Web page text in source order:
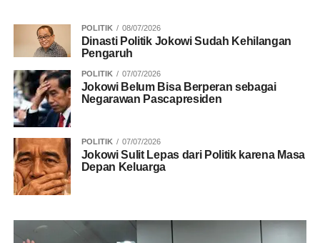
POLITIK 08/07/2026
Dinasti Politik Jokowi Sudah Kehilangan
Pengaruh
POLITIK 07/07/2026
Jokowi Belum Bisa Berperan sebagai
Negarawan Pascapresiden
POLITIK 07/07/2026
Jokowi Sulit Lepas dari Politik karena Masa
Depan Keluarga